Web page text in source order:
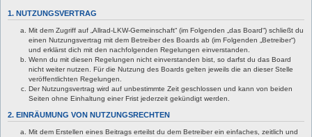
1. NUTZUNGSVERTRAG
Mit dem Zugriff auf „Allrad-LKW-Gemeinschaft“ (im Folgenden „das Board“) schließt du
einen Nutzungsvertrag mit dem Betreiber des Boards ab (im Folgenden „Betreiber“)
und erklärst dich mit den nachfolgenden Regelungen einverstanden.
Wenn du mit diesen Regelungen nicht einverstanden bist, so darfst du das Board
nicht weiter nutzen. Für die Nutzung des Boards gelten jeweils die an dieser Stelle
veröffentlichten Regelungen.
Der Nutzungsvertrag wird auf unbestimmte Zeit geschlossen und kann von beiden
Seiten ohne Einhaltung einer Frist jederzeit gekündigt werden.
2. EINRÄUMUNG VON NUTZUNGSRECHTEN
Mit dem Erstellen eines Beitrags erteilst du dem Betreiber ein einfaches, zeitlich und